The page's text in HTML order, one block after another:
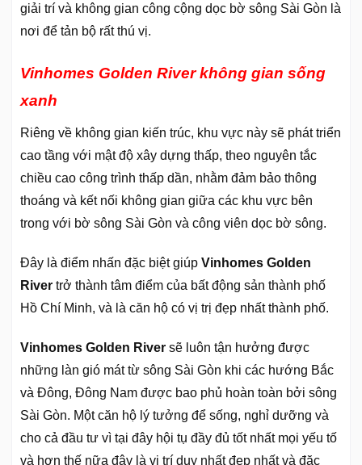
giải trí và không gian công cộng dọc bờ sông Sài Gòn là
nơi để tản bộ rất thú vị.
Vinhomes Golden River không gian sống
xanh
Riêng về không gian kiến trúc, khu vực này sẽ phát triển
cao tầng với mật độ xây dựng thấp, theo nguyên tắc
chiều cao công trình thấp dần, nhằm đảm bảo thông
thoáng và kết nối không gian giữa các khu vực bên
trong với bờ sông Sài Gòn và công viên dọc bờ sông.
Đây là điểm nhấn đặc biệt giúp Vinhomes Golden
River trở thành tâm điểm của bất động sản thành phố
Hồ Chí Minh, và là căn hộ có vị trị đẹp nhất thành phố.
Vinhomes Golden River sẽ luôn tận hưởng được
những làn gió mát từ sông Sài Gòn khi các hướng Bắc
và Đông, Đông Nam được bao phủ hoàn toàn bởi sông
Sài Gòn. Một căn hộ lý tưởng để sống, nghỉ dưỡng và
cho cả đầu tư vì tại đây hội tụ đầy đủ tốt nhất mọi yếu tố
và hơn thế nữa đây là vị trí duy nhất đẹp nhất và đặc